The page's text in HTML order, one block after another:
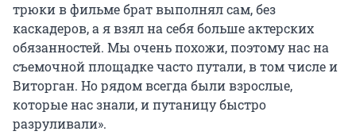
трюки в фильме брат выполнял сам, без
каскадеров, а я взял на себя больше актерских
обязанностей. Мы очень похожи, поэтому нас на
съемочной площадке часто путали, в том числе и
Виторган. Но рядом всегда были взрослые,
которые нас знали, и путаницу быстро
разруливали».